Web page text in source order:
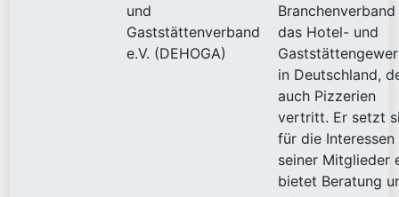
und
Gaststättenverband
e.V. (DEHOGA)
das Hotel- und
in Deutschland,
auch Pizzerien
vertritt. Er setzt
für die Interessen
seiner Mitglieder
bietet Beratung